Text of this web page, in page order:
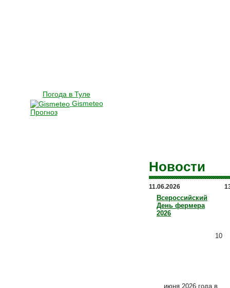
Погода в Туле
Gismeteo
Прогноз
Новости
11.06.2026
Всероссийский
День фермера
2026
10
июня 2026 года в